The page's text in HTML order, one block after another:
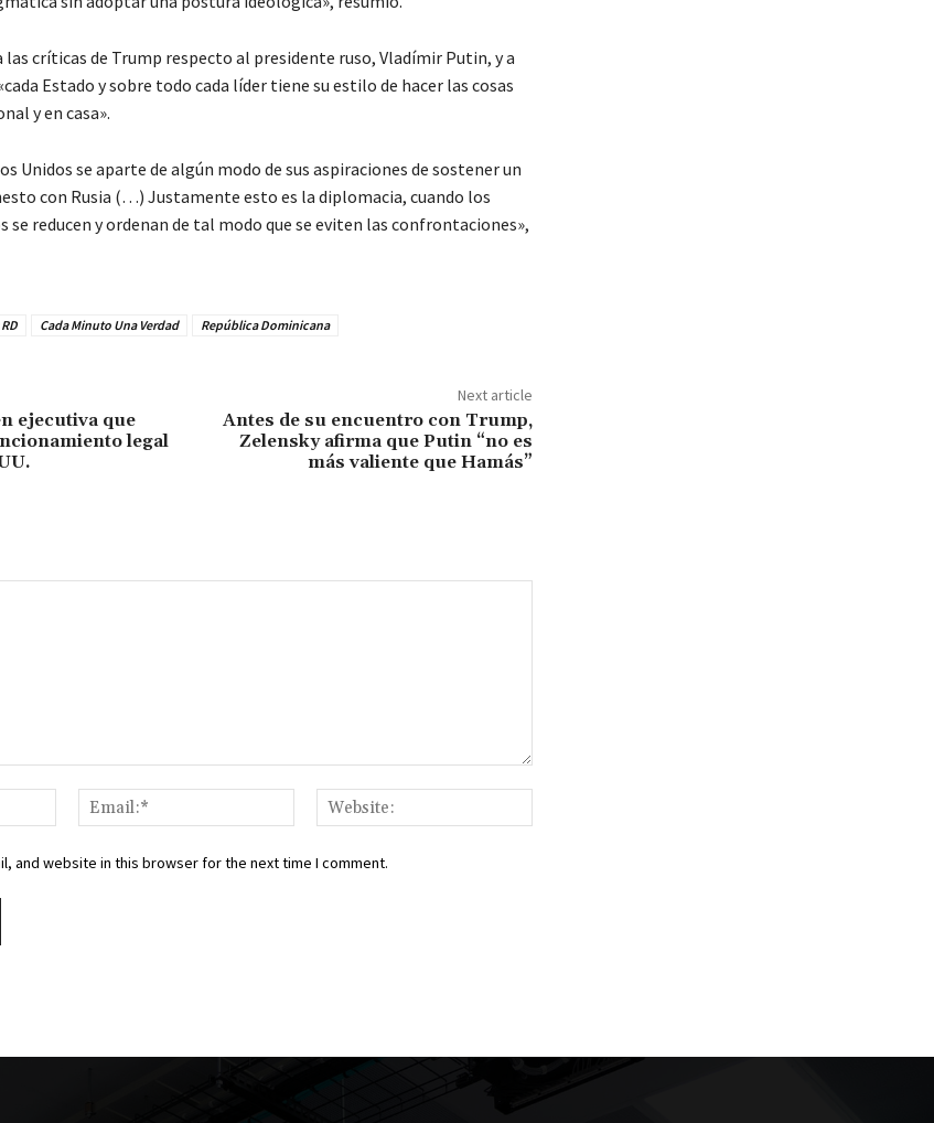
las críticas de Trump respecto al presidente ruso, Vladímir Putin, y a
Estado y sobre todo cada líder tiene su estilo de hacer las cosas
y en casa».
Unidos se aparte de algún modo de sus aspiraciones de sostener un
con Rusia (…) Justamente esto es la diplomacia, cuando los
se reducen y ordenan de tal modo que se eviten las confrontaciones»,
Cada Minuto Una Verdad República Dominicana
ejecutiva que
legal
Next article
Antes de su encuentro con Trump,
Zelensky afirma que Putin “no es
más valiente que Hamás”
Name:*
Email:*
and website in this browser for the next time I comment.